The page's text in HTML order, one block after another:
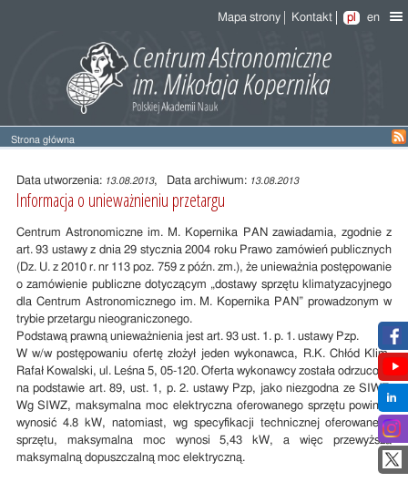
Mapa strony Kontakt pl en
Strona główna
Treść
wpisuData utworzenia: 13.08.2013, Data archiwum: 13.08.2013
Informacja o unieważnieniu przetargu
Centrum Astronomiczne im. M. Kopernika PAN zawiadamia, zgodnie z
art. 93 ustawy z dnia 29 stycznia 2004 roku Prawo zamówień publicznych
(Dz. U. z 2010 r. nr 113 poz. 759 z późn. zm.), że unieważnia postępowanie
o zamówienie publiczne dotyczącym „dostawy sprzętu klimatyzacyjnego
dla Centrum Astronomicznego im. M. Kopernika PAN” prowadzonym w
trybie przetargu nieograniczonego.
Podstawą prawną unieważnienia jest art. 93 ust. 1. p. 1. ustawy Pzp.
W w/w postępowaniu ofertę złożył jeden wykonawca, R.K. Chłód Klim,
Rafał Kowalski, ul. Leśna 5, 05-120. Oferta wykonawcy została odrzucona
na podstawie art. 89, ust. 1, p. 2. ustawy Pzp, jako niezgodna ze SIWZ.
Wg SIWZ, maksymalna moc elektryczna oferowanego sprzętu powinna
wynosić 4.8 kW, natomiast, wg specyfikacji technicznej oferowanego
sprzętu, maksymalna moc wynosi 5,43 kW, a więc przewyższa
maksymalną dopuszczalną moc elektryczną.